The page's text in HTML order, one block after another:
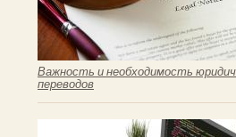
Важность и необходимость
переводов